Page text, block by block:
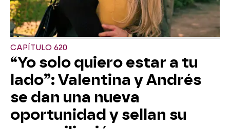
CAPÍTULO 620
“Yo solo quiero estar a tu
lado”: Valentina y Andrés
se dan una nueva
oportunidad y sellan su